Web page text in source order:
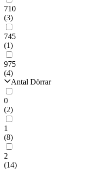
710
(3)
745
(1)
975
(4)
Antal Dörrar
0
(2)
1
(8)
2
(14)